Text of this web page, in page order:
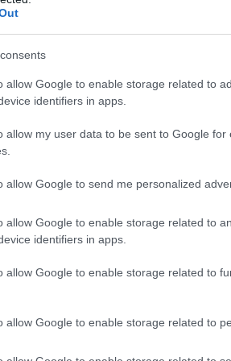
allow Google to enable storage related to
identifiers in apps.
allow my user data to be sent to Google for
allow Google to send me personalized
allow Google to enable storage related to
identifiers in apps.
allow Google to enable storage related to
allow Google to enable storage related to
επιλέγει «
«Περιγραφή», ενώ επισυνάπτει
τεχνικές προδιαγραφές
απαιτείται και στις τεχνικές
στο σύστημα.
του ΟΠΣΥΔ:
ένααρχείο PDF
πολλαπλών βεβαιώσεων, οι